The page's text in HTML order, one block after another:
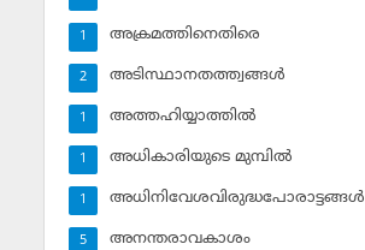
അക്രമത്തിനെതിരെ
1
അടിസ്ഥാനതത്ത്വങ്ങള്‍
2
അത്തഹിയ്യാത്തില്‍
1
അധികാരിയുടെ മുമ്പില്‍
1
അധിനിവേശവിരുദ്ധപോരാട്ടങ്ങള്‍
1
അനന്തരാവകാശം
5